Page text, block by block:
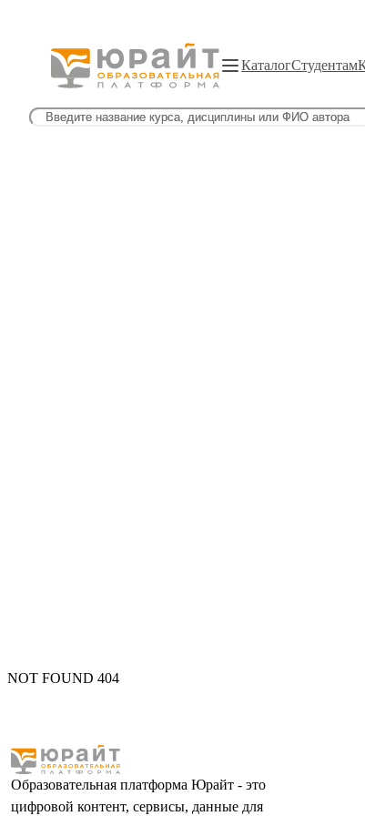
КаталогСтудентам
NOT FOUND 404
Образовательная платформа Юрайт - это
цифровой контент, сервисы, данные для